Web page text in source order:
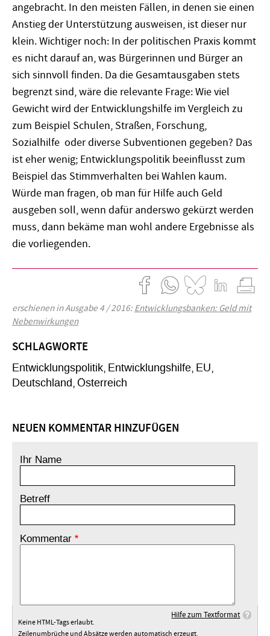
angebracht. In den meisten Fällen, in denen sie einen
Anstieg der Unterstützung ausweisen, ist dieser nur
klein. Wichtiger noch: In der politischen Praxis kommt
es nicht darauf an, was Bürgerinnen und Bürger an
sich sinnvoll finden. Da die Gesamtausgaben stets
begrenzt sind, wäre die relevante Frage: Wie viel
Gewicht wird der Entwicklungshilfe im Vergleich zu
zum Beispiel Schulen, Straßen, Forschung,
Sozialhilfe oder diverse Subventionen gegeben? Das
ist eher wenig; Entwicklungspolitik beeinflusst zum
Beispiel das Stimmverhalten bei Wahlen kaum.
Würde man fragen, ob man für Hilfe auch Geld
ausgeben soll, wenn dafür anderswo gekürzt werden
muss, dann bekäme man wohl andere Ergebnisse als
die vorliegenden.
erschienen in Ausgabe 4 / 2016:Entwicklungsbanken: Geld mit
Nebenwirkungen
SCHLAGWORTE
Entwicklungspolitik Entwicklungshilfe EU
Deutschland Österreich
NEUEN KOMMENTAR HINZUFÜGEN
Ihr Name
Betreff
Kommentar
Hilfe zum Textformat
Keine HTML-Tags erlaubt.
Zeilenumbrüche und Absätze werden automatisch erzeugt.